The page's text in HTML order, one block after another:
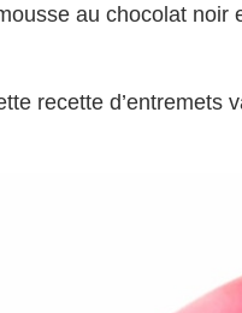
au chocolat noir
recette